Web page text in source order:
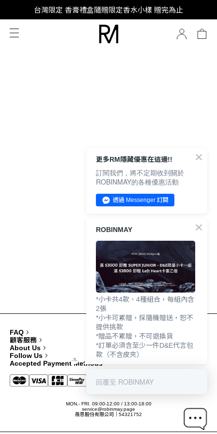
SUPER JUNIOR-D&E 全新代言
台灣限定 香膏禮盒隨贈限定香水小樣 贈完為止
SUPER JUNIOR-D&E 全新代言
FAQ
顧客服務
About Us
Follow Us
Accepted Payment Methods
MON.- FRI. 09:00-12:00 / 13:00-18:00
service@robinmay.page
薇恩股份有限公司｜54321752
更多RM隱藏優惠在這邊!!
訂閱我們，將不定期收到關於
ROBINMAY的各種優惠活動
透過 Messenger 訂閱
ROBINMAY
*小卡共4款、4種組合，每組內含
2張
*小卡可累贈，採隨機贈送，恕不
提供挑款
*贈品不累贈，不可退換貨
*訂單必須含至少一件D&E代言包
款（不含皮夾）
回覆至 ROBINMAY